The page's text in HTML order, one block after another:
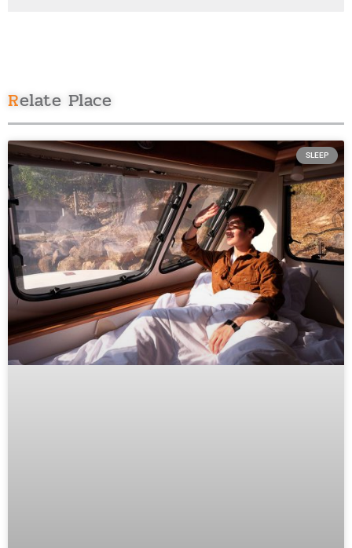
Relate Place
SLEEP